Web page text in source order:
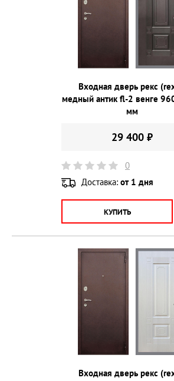
Входная дверь рекс
медный антик fl-2 венге
мм
29 400 ₽
0
Доставка: от 1 дня
КУПИТЬ
Входная дверь рекс